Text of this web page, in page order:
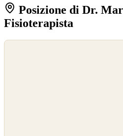
Posizione di Dr.
Fisioterapista